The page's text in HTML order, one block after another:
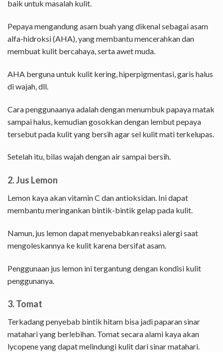
baik untuk masalah kulit.
Pepaya mengandung asam buah yang dikenal sebagai asam
alfa-hidroksi (AHA), yang membantu mencerahkan dan
membuat kulit bercahaya, serta awet muda.
AHA berguna untuk kulit kering, hiperpigmentasi, garis halus
di wajah, dll.
Cara penggunaanya adalah dengan menumbuk papaya matak
sampai halus, kemudian gosokkan dengan lembut pepaya
tersebut pada kulit yang bersih agar sel kulit mati terkelupas.
Setelah itu, bilas wajah dengan air sampai bersih.
2. Jus Lemon
Lemon kaya akan vitamin C dan antioksidan. Ini dapat
membantu meringankan bintik-bintik gelap pada kulit.
Namun, jus lemon dapat menyebabkan reaksi alergi saat
mengoleskannya ke kulit karena bersifat asam.
Penggunaan jus lemon ini tergantung dengan kondisi kulit
penggunanya.
3. Tomat
Terkadang penyebab bintik hitam bisa jadi paparan sinar
matahari yang berlebihan. Tomat secara alami kaya akan
lycopene yang dapat melindungi kulit dari sinar matahari.